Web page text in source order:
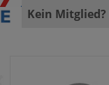
Kein Mitglied?